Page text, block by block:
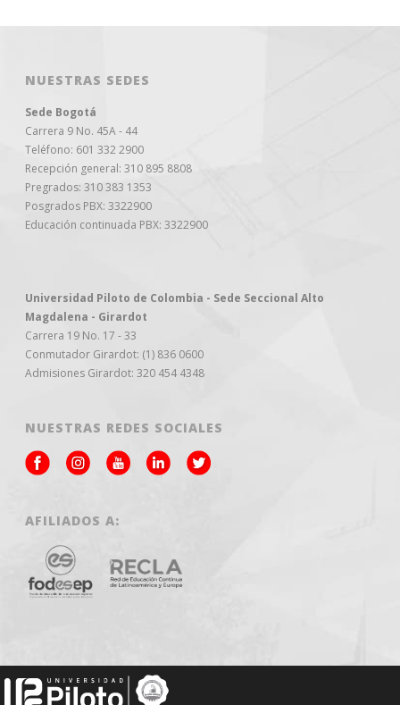
NUESTRAS SEDES
Sede Bogotá
Carrera 9 No. 45A - 44
Teléfono: 601 332 2900
Recepción general: 310 895 8808
Pregrados: 310 383 1353
Posgrados PBX: 3322900
Educación continuada PBX: 3322900
Universidad Piloto de Colombia - Sede Seccional Alto
Magdalena - Girardot
Carrera 19 No. 17 - 33
Conmutador Girardot: (1) 836 0600
Admisiones Girardot: 320 454 4348
NUESTRAS REDES SOCIALES
AFILIADOS A: